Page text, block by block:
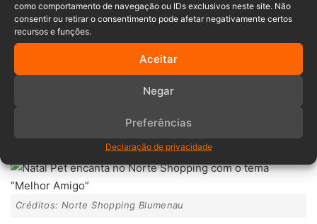
como comportamento de navegação ou IDs exclusivos neste site. Não
consentir ou retirar o consentimento pode afetar negativamente certos
recursos e funções.
Aceitar
Negar
Preferências
Declaração de privacidade
Câmeras e quadros espalhados pelo cenário reforçam a
proposta de eternizar momentos especiais entre famílias e
seus pets, tornando o passeio ainda mais envolvente para
Fim de mês especial no Norte
Créditos: Norte Shopping Blumenau